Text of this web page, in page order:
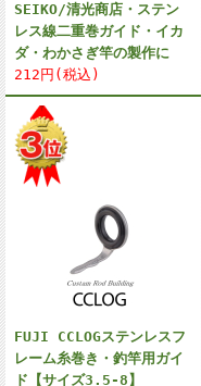
SEIKO/清光商店・ステン
レス線二重巻ガイド・イカ
ダ・わかさぎ竿の製作に
212円(税込)
FUJI CCLOGステンレスフ
レーム糸巻き・釣竿用ガイ
ド【サイズ3.5-8】